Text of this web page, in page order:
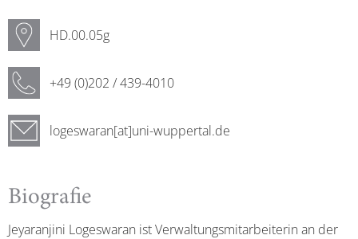
HD.00.05g
+49 (0)202 / 439-4010
logeswaran[at]uni-wuppertal.de
Biografie
Jeyaranjini Logeswaran ist Verwaltungsmitarbeiterin an der